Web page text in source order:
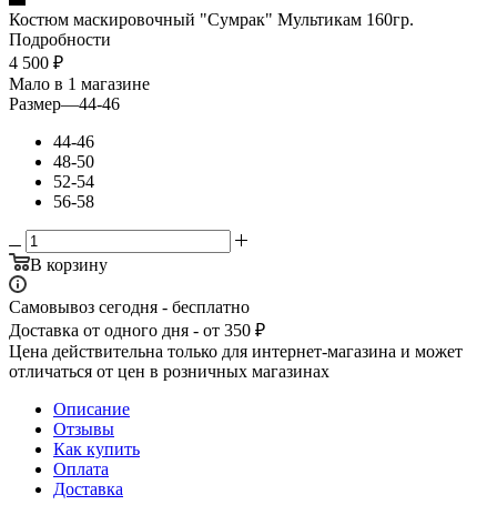
Костюм маскировочный "Сумрак" Мультикам 160гр.
Подробности
4 500 ₽
Мало в 1 магазине
Размер—44-46
44-46
48-50
52-54
56-58
В корзину
Самовывоз сегодня - бесплатно
Доставка от одного дня - от 350 ₽
Цена действительна только для интернет-магазина и может
отличаться от цен в розничных магазинах
Описание
Отзывы
Как купить
Оплата
Доставка